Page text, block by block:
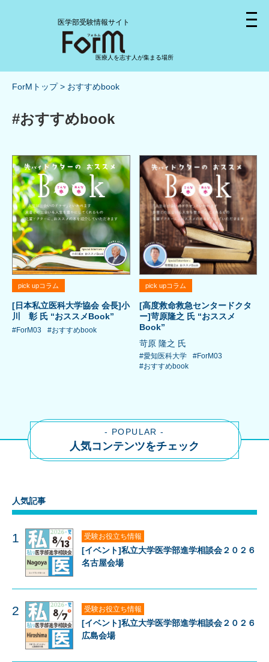
医療人を志す人が集まる場所
医学部受験情報サイト
ForMトップ おすすめbook
#おすすめbook
pick upコラム
[日本私立医科大学協会 会長]小
川 彰 氏 “おススメBook”
#ForM03 #おすすめbook
pick upコラム
[高度救命救急センタードクタ
ー]苛原隆之 氏 “おススメ
Book”
苛原 隆之 氏
#愛知医科大学
#ForM03
#おすすめbook
- POPULAR -
人気コンテンツをチェック
人気記事
1 受験お役立ち情報
[イベント]私立大学医学部進学相談会２０２６
名古屋会場
2 受験お役立ち情報
[イベント]私立大学医学部進学相談会２０２６
広島会場